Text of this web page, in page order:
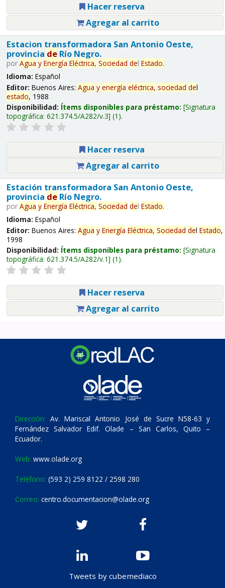
Hacer reserva
Agregar al carrito
Estacion transformadora San Antonio Oeste,
provincia deRío Negro.
por Agua y Energía Eléctrica, Sociedad del Estado.
Idioma: Español
Editor: Buenos Aires: Agua y energía eléctrica, sociedad del
estado, 1988
Disponibilidad: Ítems disponibles para préstamo: Signatura
topográfica: 621.374.5/A282/v.3 (1).
Hacer reserva
Agregar al carrito
Estación transformadora San Antonio Oeste,
provincia deRío Negro.
por Agua y Energía Eléctrica, Sociedad del Estado.
Idioma: Español
Editor: Buenos Aires: Agua y Energía Eléctrica, Sociedad del Estado,
1998
Disponibilidad: Ítems disponibles para préstamo: Signatura
topográfica: 621.374.5/A282/v.1 (1).
Hacer reserva
Agregar al carrito
Dirección: Av. Mariscal Antonio José de Sucre N58-63 y
Fernández Salvador Edif. Olade – San Carlos, Quito –
Ecuador.
Web: www.olade.org
Teléfono: (593 2) 259 8122 / 2598 280
Correo: centro.documentacion@olade.org
Tweets by cubemediaco